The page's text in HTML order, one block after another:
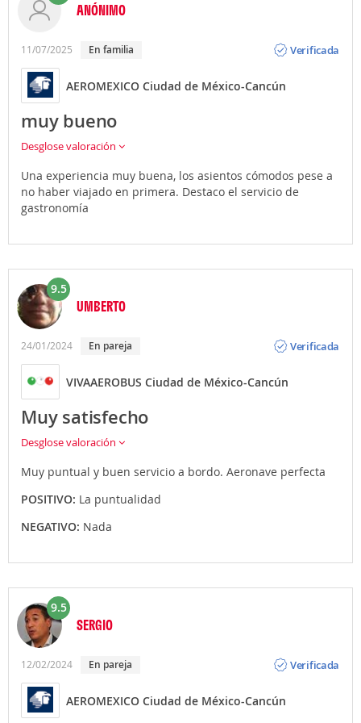
Boulevard Puerto Aéreo, donde encontrarás la
más económica. Recuerda que también puedes
comprar la tarjeta de transporte que permite viajes
más eficaces y tiene un costo reducido.
ANÓNIMO
11/07/2025 en familia
Verificada
AEROMEXICO Ciudad de México-Cancún
muy bueno
Desglose valoración
Una experiencia muy buena, los asientos cómodos pese a
no haber viajado en primera. Destaco el servicio de
gastronomía
9.5
UMBERTO
24/01/2024 en pareja
Verificada
VIVAAEROBUS Ciudad de México-Cancún
Muy satisfecho
Desglose valoración
Muy puntual y buen servicio a bordo. Aeronave perfecta
POSITIVO: La puntualidad
NEGATIVO: Nada
9.5
SERGIO
12/02/2024 en pareja
Verificada
AEROMEXICO Ciudad de México-Cancún